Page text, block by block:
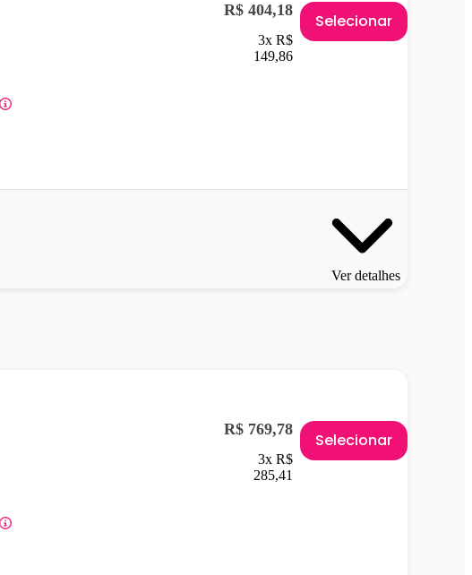
R$ 404,18
3x R$
149,86
Selecionar
Ver detalhes
R$ 769,78
3x R$
285,41
Selecionar